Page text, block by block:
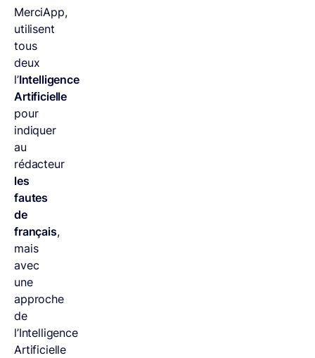
MerciApp,
utilisent
tous
deux
l’Intelligence
Artificielle
pour
indiquer
au
rédacteur
les
fautes
de
français,
mais
avec
une
approche
de
l’Intelligence
Artificielle